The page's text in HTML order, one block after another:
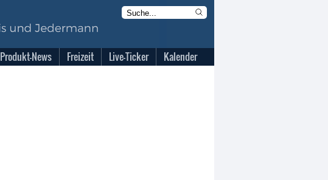
Produkt-News Freizeit Live-Ticker Kalender